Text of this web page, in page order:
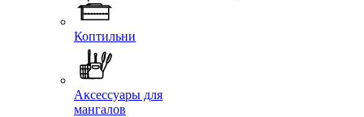
Коптильни
Аксессуары для
мангалов